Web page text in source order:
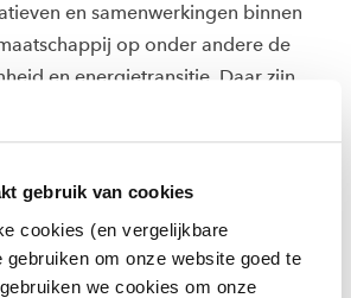
gebruik van cookies
cookies (en vergelijkbare
gebruiken om onze website goed te
we cookies om onze
en samenwerkingen binnen
op onder andere de
en energietransitie. Daar zijn
Dave Mateman en Annemiek
Mohammadi, academiedirecteur
Jeroen Rijke.